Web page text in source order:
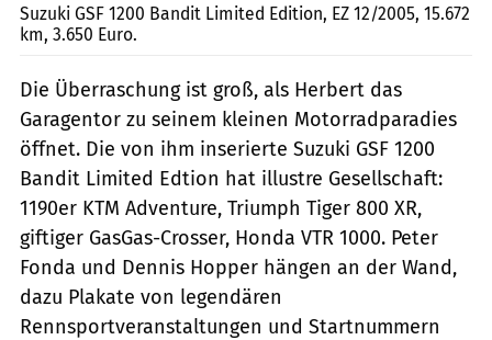
Suzuki GSF 1200 Bandit Limited Edition, EZ 12/2005, 15.672
km, 3.650 Euro.
Die Überraschung ist groß, als Herbert das
Garagentor zu seinem kleinen Motorradparadies
öffnet. Die von ihm inserierte Suzuki GSF 1200
Bandit Limited Edtion hat illustre Gesellschaft:
1190er KTM Adventure, Triumph Tiger 800 XR,
giftiger GasGas-Crosser, Honda VTR 1000. Peter
Fonda und Dennis Hopper hängen an der Wand,
dazu Plakate von legendären
Rennsportveranstaltungen und Startnummern